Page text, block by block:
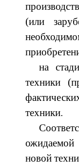
(или
на
техники
техники.
ожидаемой
новой